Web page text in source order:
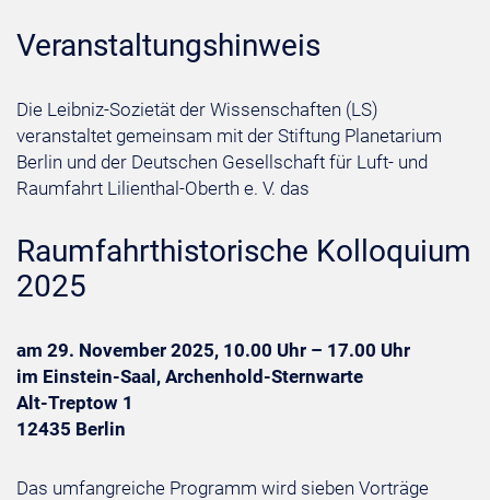
Veranstaltungshinweis
Die Leibniz-Sozietät der Wissenschaften (LS)
veranstaltet gemeinsam mit der Stiftung Planetarium
Berlin und der Deutschen Gesellschaft für Luft- und
Raumfahrt Lilienthal-Oberth e. V. das
Raumfahrthistorische Kolloquium
2025
am 29. November 2025, 10.00 Uhr – 17.00 Uhr
im Einstein-Saal, Archenhold-Sternwarte
Alt-Treptow 1
12435 Berlin
Das umfangreiche Programm wird sieben Vorträge